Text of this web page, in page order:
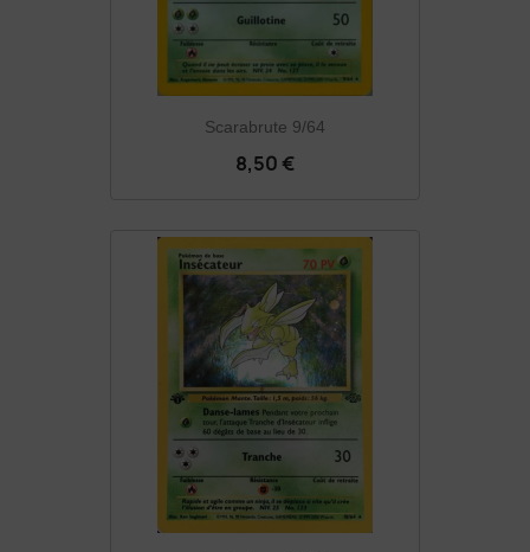
Scarabrute 9/64
8,50 €